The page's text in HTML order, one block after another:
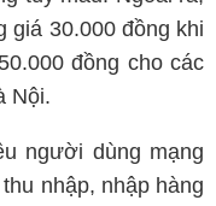
giá 30.000 đồng khi
đồng cho các
Nội.
người dùng mạng
nhập, nhập hàng